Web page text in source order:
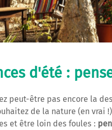
d'été :
peut-être pas encore la
de la nature (en vrai
et être loin des foules :